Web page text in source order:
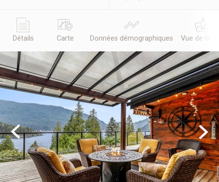
Détails Carte Données démographiques Vue de la
Previous Next